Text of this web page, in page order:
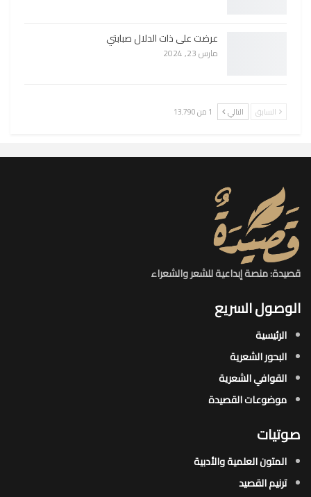
عرضت على ذات الدلال صبابتي
مارس 23, 2024
السابق التالي 1 من 13٬790
قصيدة: منصة إبداعية للشعر والشعراء
الوصول السريع
الرئيسية
البحور الشعرية​
القوافي الشعرية​
موضوعات القصيدة​
صوتيات
المتون العلمية والأدبية
ترنيم القصيد